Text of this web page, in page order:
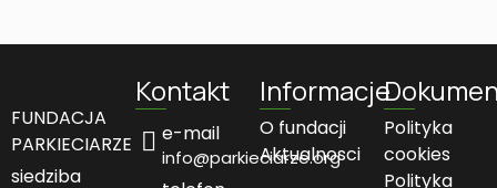
FUNDACJA
PARKIECIARZE
siedziba
Kontakt
e-mail
info@parkieciarze.org
Informacje
O fundacji
Aktualnosci
Polityka
cookies
Polityka